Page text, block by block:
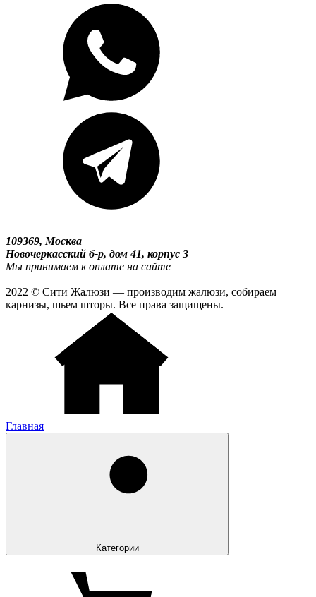
109369, Москва
Новочеркасский б-р, дом 41, корпус 3
Мы принимаем к оплате на сайте
2022 © Сити Жалюзи — производим жалюзи, собираем
карнизы, шьем шторы. Все права защищены.
Главная
Категории